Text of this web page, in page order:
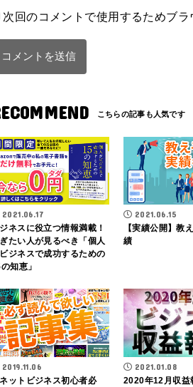
次回のコメントで使用するためブ
2021.06.17
ネスに役立つ情報満載！
たい人が見るべき「個人
ジネスで成功するための
知恵」
2021.06.15
【実績公開】教
績
2019.11.06
ネットビジネス初心者必
2021.01.08
2020年12月収益